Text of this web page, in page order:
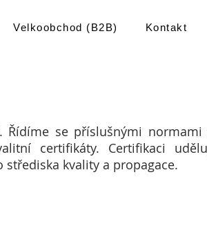
Velkoobchod (B2B) Kontakt
Řídíme se příslušnými normami
certifikáty. Certifikaci
kvality a propagace.